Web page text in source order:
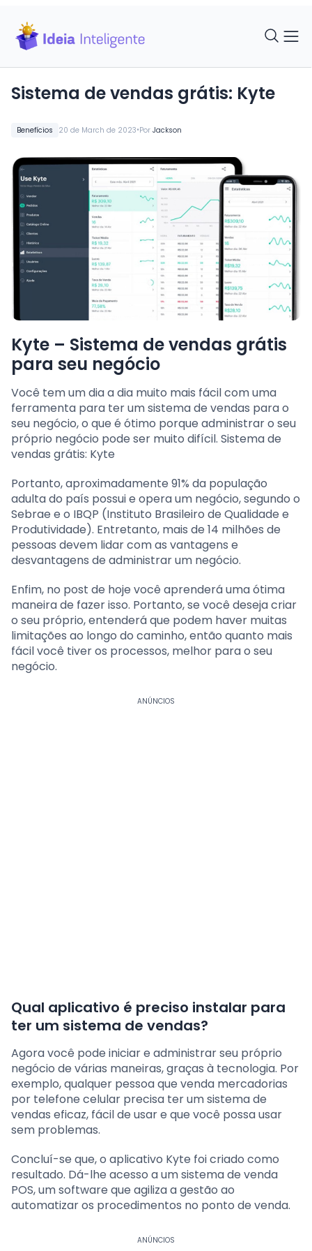
Benefícios 20 de March de 2023•Por Jackson
Sistema de vendas grátis: Kyte
Kyte – Sistema de vendas grátis
para seu negócio
Você tem um dia a dia muito mais fácil com uma
ferramenta para ter um sistema de vendas para o
seu negócio, o que é ótimo porque administrar o seu
próprio negócio pode ser muito difícil. Sistema de
vendas grátis: Kyte
Portanto, aproximadamente 91% da população
adulta do país possui e opera um negócio, segundo o
Sebrae e o IBQP (Instituto Brasileiro de Qualidade e
Produtividade). Entretanto, mais de 14 milhões de
pessoas devem lidar com as vantagens e
desvantagens de administrar um negócio.
Enfim, no post de hoje você aprenderá uma ótima
maneira de fazer isso. Portanto, se você deseja criar
o seu próprio, entenderá que podem haver muitas
limitações ao longo do caminho, então quanto mais
fácil você tiver os processos, melhor para o seu
negócio.
ANÚNCIOS
Qual aplicativo é preciso instalar para
ter um sistema de vendas?
Agora você pode iniciar e administrar seu próprio
negócio de várias maneiras, graças à tecnologia. Por
exemplo, qualquer pessoa que venda mercadorias
por telefone celular precisa ter um sistema de
vendas eficaz, fácil de usar e que você possa usar
sem problemas.
Concluí-se que, o aplicativo Kyte foi criado como
resultado. Dá-lhe acesso a um sistema de venda
POS, um software que agiliza a gestão ao
automatizar os procedimentos no ponto de venda.
ANÚNCIOS